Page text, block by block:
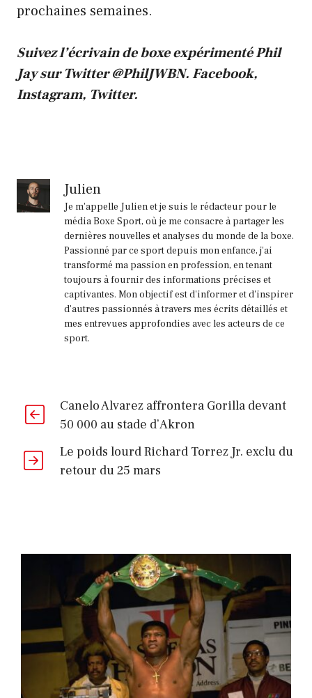
prochaines semaines.
Suivez l’écrivain de boxe expérimenté Phil
Jay sur Twitter@PhilJWBN.Facebook,
Instagram, Twitter.
Julien
Je m'appelle Julien et je suis le rédacteur pour le
média Boxe Sport, où je me consacre à partager les
dernières nouvelles et analyses du monde de la boxe.
Passionné par ce sport depuis mon enfance, j'ai
transformé ma passion en profession, en tenant
toujours à fournir des informations précises et
captivantes. Mon objectif est d'informer et d'inspirer
d'autres passionnés à travers mes écrits détaillés et
mes entrevues approfondies avec les acteurs de ce
sport.
Canelo Alvarez affrontera Gorilla devant
50 000 au stade d’Akron
Le poids lourd Richard Torrez Jr. exclu du
retour du 25 mars